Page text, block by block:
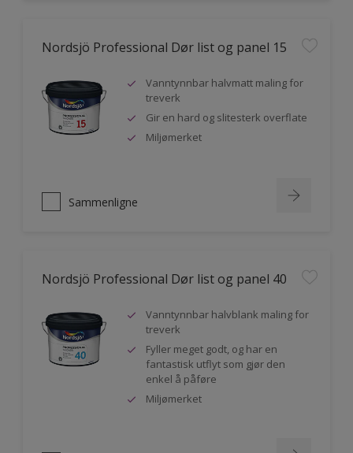
Nordsjö Professional Dør list og panel 15
Vanntynnbar halvmatt maling for
treverk
Gir en hard og slitesterk overflate
Miljømerket
Sammenligne
Nordsjö Professional Dør list og panel 40
Vanntynnbar halvblank maling for
treverk
Fyller meget godt, og har en
fantastisk utflyt som gjør den
enkel å påføre
Miljømerket